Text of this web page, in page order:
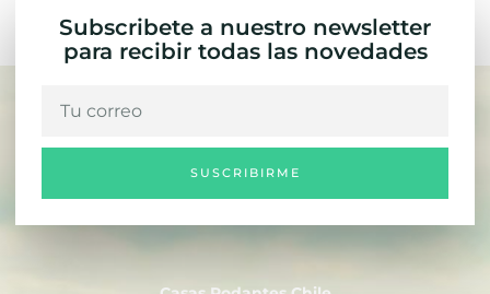
Subscribete a nuestro newsletter
para recibir todas las novedades
SUSCRIBIRME